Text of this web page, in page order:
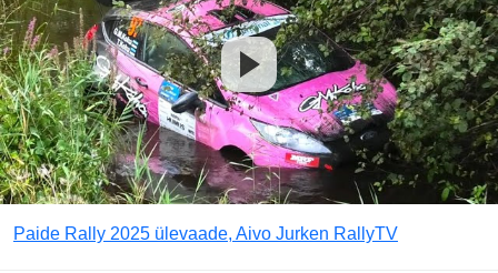
Paide Rally 2025 ülevaade, Aivo Jurken RallyTV